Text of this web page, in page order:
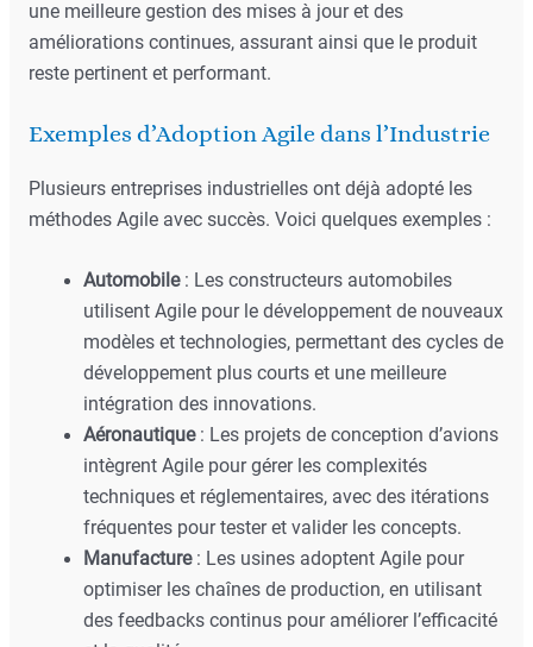
une meilleure gestion des mises à jour et des
améliorations continues, assurant ainsi que le produit
reste pertinent et performant.
Exemples d’Adoption Agile dans l’Industrie
Plusieurs entreprises industrielles ont déjà adopté les
méthodes Agile avec succès. Voici quelques exemples :
Automobile: Les constructeurs automobiles
utilisent Agile pour le développement de nouveaux
modèles et technologies, permettant des cycles de
développement plus courts et une meilleure
intégration des innovations.
Aéronautique: Les projets de conception d’avions
intègrent Agile pour gérer les complexités
techniques et réglementaires, avec des itérations
fréquentes pour tester et valider les concepts.
Manufacture: Les usines adoptent Agile pour
optimiser les chaînes de production, en utilisant
des feedbacks continus pour améliorer l’efficacité